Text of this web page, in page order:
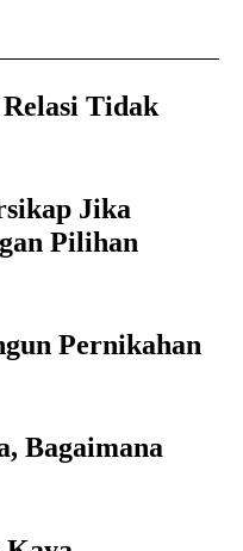
Tidak
Jika
Pilihan
Pernikahan
Bagaimana